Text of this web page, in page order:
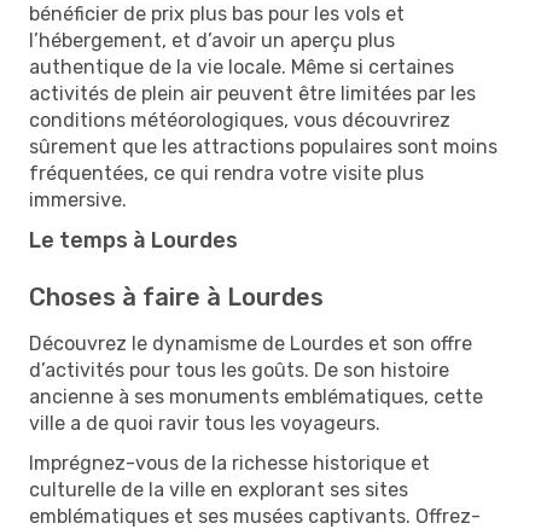
bénéficier de prix plus bas pour les vols et
l’hébergement, et d’avoir un aperçu plus
authentique de la vie locale. Même si certaines
activités de plein air peuvent être limitées par les
conditions météorologiques, vous découvrirez
sûrement que les attractions populaires sont moins
fréquentées, ce qui rendra votre visite plus
immersive.
Le temps à Lourdes
Choses à faire à Lourdes
Découvrez le dynamisme de Lourdes et son offre
d’activités pour tous les goûts. De son histoire
ancienne à ses monuments emblématiques, cette
ville a de quoi ravir tous les voyageurs.
Imprégnez-vous de la richesse historique et
culturelle de la ville en explorant ses sites
emblématiques et ses musées captivants. Offrez-